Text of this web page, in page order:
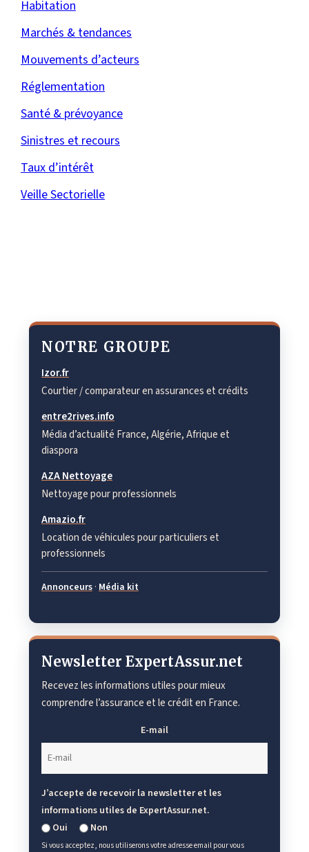
Habitation
Marchés & tendances
Mouvements d’acteurs
Réglementation
Santé & prévoyance
Sinistres et recours
Taux d’intérêt
Veille Sectorielle
NOTRE GROUPE
Izor.fr
Courtier / comparateur en assurances et crédits
entre2rives.info
Média d’actualité France, Algérie, Afrique et
diaspora
AZA Nettoyage
Nettoyage pour professionnels
Amazio.fr
Location de véhicules pour particuliers et
professionnels
Annonceurs · Média kit
Newsletter ExpertAssur.net
Recevez les informations utiles pour mieux
comprendre l’assurance et le crédit en France.
E-mail
J’accepte de recevoir la newsletter et les
informations utiles de ExpertAssur.net.
Oui
Non
Si vous acceptez, nous utiliserons votre adresse email pour vous